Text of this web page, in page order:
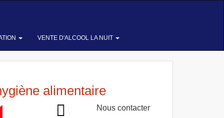
VENTE D'ALCOOL LA NUIT
alimentaire
Nous contacter